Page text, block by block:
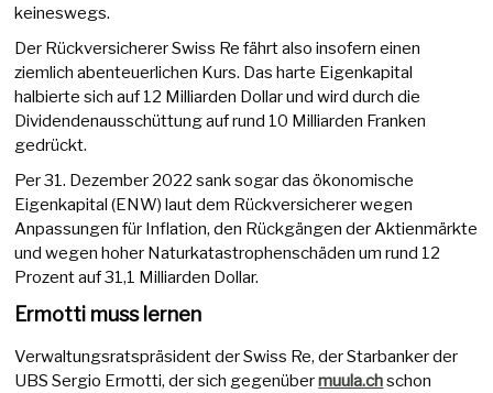
keineswegs.
Der Rückversicherer Swiss Re fährt also insofern einen
ziemlich abenteuerlichen Kurs. Das harte Eigenkapital
halbierte sich auf 12 Milliarden Dollar und wird durch die
Dividendenausschüttung auf rund 10 Milliarden Franken
gedrückt.
Per 31. Dezember 2022 sank sogar das ökonomische
Eigenkapital (ENW) laut dem Rückversicherer wegen
Anpassungen für Inflation, den Rückgängen der Aktienmärkte
und wegen hoher Naturkatastrophenschäden um rund 12
Prozent auf 31,1 Milliarden Dollar.
Ermotti muss lernen
Verwaltungsratspräsident der Swiss Re, der Starbanker der
UBS Sergio Ermotti, der sich gegenübermuula.chschon